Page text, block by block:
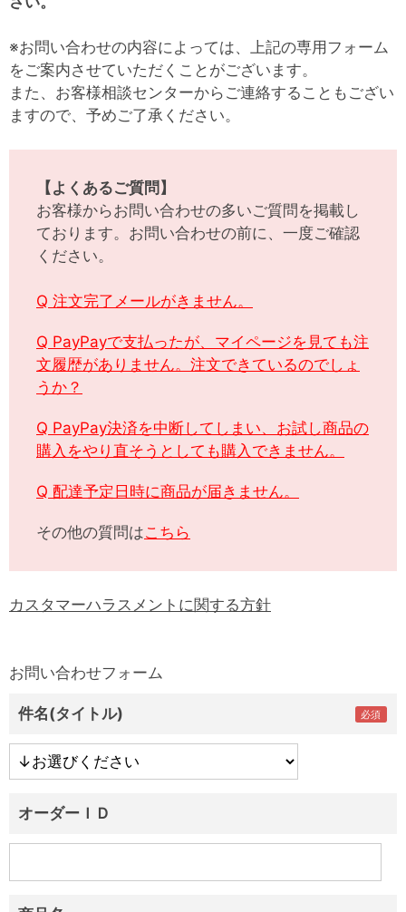
※お問い合わせの内容によっては、上記の専用フォーム
をご案内させていただくことがございます。
また、お客様相談センターからご連絡することもござい
ますので、予めご了承ください。
【よくあるご質問】
お客様からお問い合わせの多いご質問を掲載し
ております。お問い合わせの前に、一度ご確認
ください。
Q 注文完了メールがきません。
Q PayPayで支払ったが、マイページを見ても注
文履歴がありません。注文できているのでしょ
うか？
Q PayPay決済を中断してしまい、お試し商品の
購入をやり直そうとしても購入できません。
Q 配達予定日時に商品が届きません。
その他の質問はこちら
カスタマーハラスメントに関する方針
お問い合わせフォーム
件名(タイトル)
オーダーＩＤ